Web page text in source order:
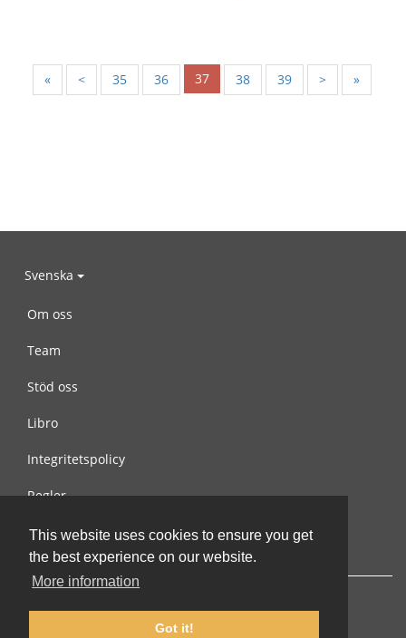
This website uses cookies to ensure you get
the best experience on our website.
More information
Got it!
« < 35 36 37 38 39 > »
Svenska
Om oss
Team
Stöd oss
Libro
Integritetspolicy
Regler
Kontakta oss